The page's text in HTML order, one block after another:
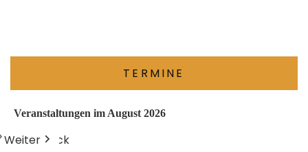
TERMINE
Veranstaltungen im August 2026
Zurück
Heute
Weiter